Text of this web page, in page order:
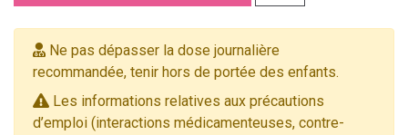
Ne pas dépasser la dose journalière
recommandée, tenir hors de portée des enfants.
Les informations relatives aux précautions
d’emploi (interactions médicamenteuses, contre-